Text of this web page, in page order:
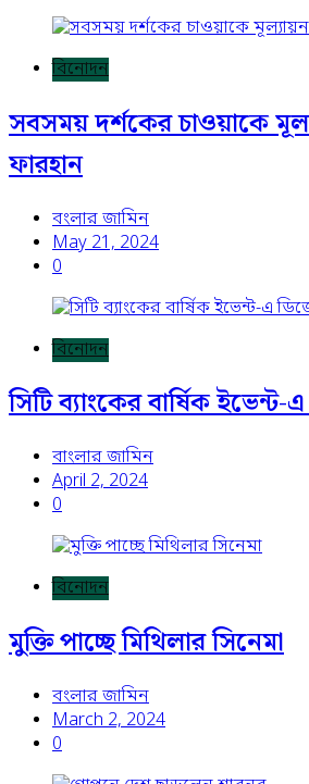
বিনোদন
সবসময় দর্শকের চাওয়াকে
ফারহান
বংলার জামিন
May 21, 2024
0
বিনোদন
সিটি ব্যাংকের বার্ষিক
বাংলার জামিন
April 2, 2024
0
বিনোদন
মুক্তি পাচ্ছে মিথিলার সিনেমা
বংলার জামিন
March 2, 2024
0